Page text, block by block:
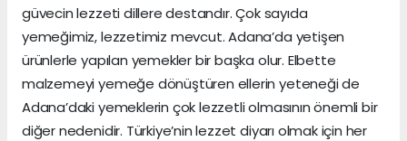
güvecin lezzeti dillere destandır. Çok sayıda
yemeğimiz, lezzetimiz mevcut. Adana’da yetişen
ürünlerle yapılan yemekler bir başka olur. Elbette
malzemeyi yemeğe dönüştüren ellerin yeteneği de
Adana’daki yemeklerin çok lezzetli olmasının önemli bir
diğer nedenidir. Türkiye’nin lezzet diyarı olmak için her